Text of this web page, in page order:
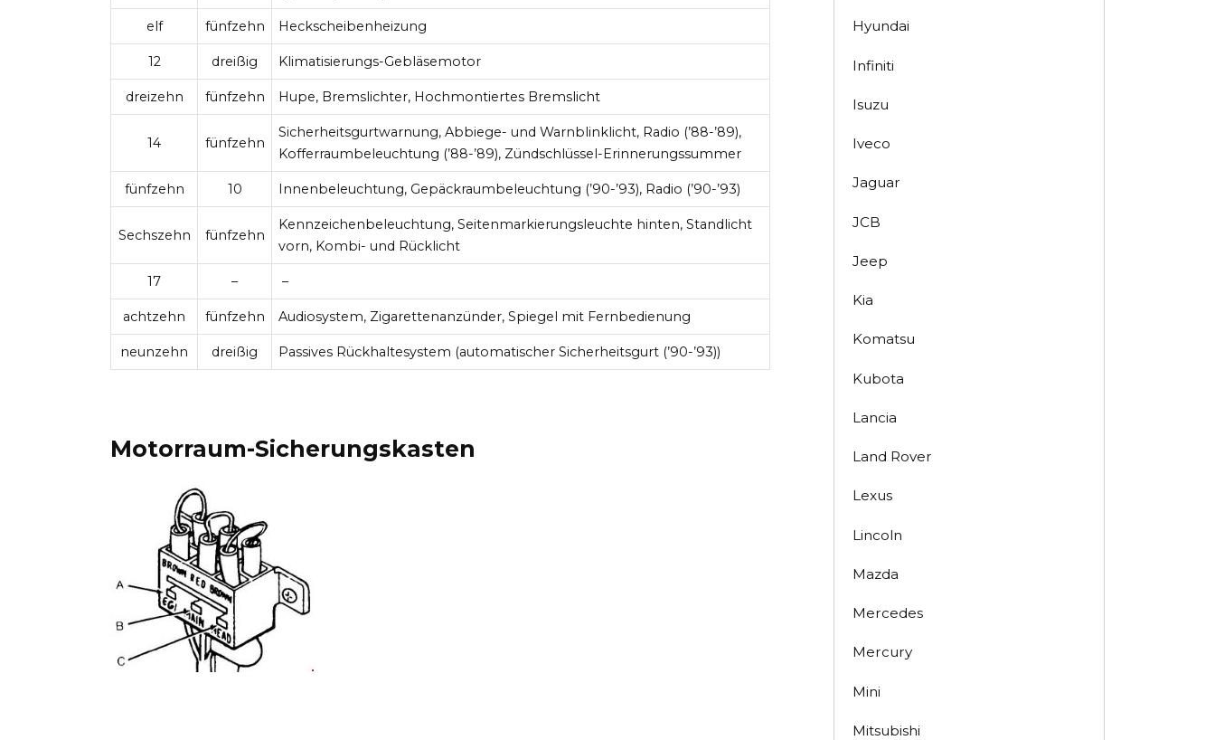
elf fünfzehn Heckscheibenheizung
12 dreißig Klimatisierungs-Gebläsemotor
dreizehn fünfzehn Hupe, Bremslichter, Hochmontiertes Bremslicht
14 fünfzehn
Sicherheitsgurtwarnung, Abbiege- und Warnblinklicht, Radio (’88-’89),
Kofferraumbeleuchtung (’88-’89), Zündschlüssel-Erinnerungssummer
fünfzehn 10 Innenbeleuchtung, Gepäckraumbeleuchtung (’90-’93), Radio (’90-’93)
Sechszehn fünfzehn
Kennzeichenbeleuchtung, Seitenmarkierungsleuchte hinten, Standlicht
vorn, Kombi- und Rücklicht
17 – –
achtzehn fünfzehn Audiosystem, Zigarettenanzünder, Spiegel mit Fernbedienung
neunzehn dreißig Passives Rückhaltesystem (automatischer Sicherheitsgurt (’90-’93))
Motorraum-Sicherungskasten
Hyundai
Infiniti
Isuzu
Iveco
Jaguar
JCB
Jeep
Kia
Komatsu
Kubota
Lancia
Land Rover
Lexus
Lincoln
Mazda
Mercedes
Mercury
Mini
Mitsubishi